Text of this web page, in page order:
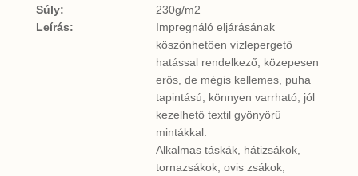
Súly:
230g/m2
Leírás:
Impregnáló eljárásának
köszönhetően vízlepergető
hatással rendelkező, közepesen
erős, de mégis kellemes, puha
tapintású, könnyen varrható, jól
kezelhető textil gyönyörű
mintákkal.
Alkalmas táskák, hátizsákok,
tornazsákok, ovis zsákok,